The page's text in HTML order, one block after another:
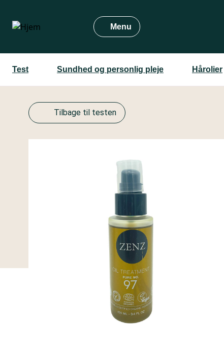
hovedindhold
Menu
Test Sundhed og personlig pleje Hårolier
Tilbage til testen